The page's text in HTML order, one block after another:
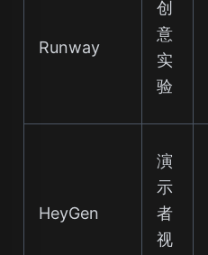
Runway
创
意
实
验
HeyGen
演
示
者
视